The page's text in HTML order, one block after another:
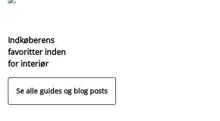
Indkøberens
favoritter inden
for interiør
Se alle guides og blog posts